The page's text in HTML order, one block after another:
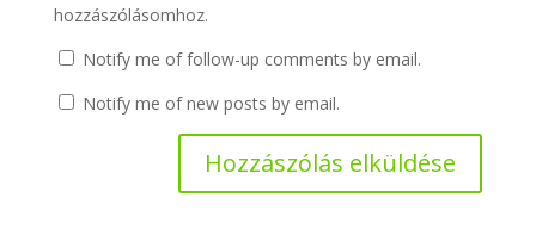
hozzászólásomhoz.
Notify me of follow-up comments by email.
Notify me of new posts by email.